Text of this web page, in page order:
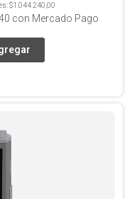
$1.044.240,00
con Mercado Pago